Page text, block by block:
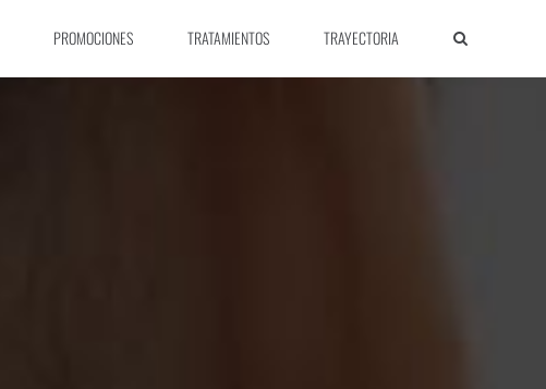
PROMOCIONES TRATAMIENTOS TRAYECTORIA